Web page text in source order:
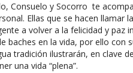
Consuelo y Socorro te
Ellas que se hacen llamar
a volver a la felicidad y paz
baches en la vida, por ello con
tradición ilustrarán, en clave
una vida “plena”.